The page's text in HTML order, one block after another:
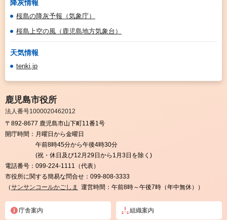
降灰情報
桜島の降灰予報（気象庁）
桜島上空の風（鹿児島地方気象台）
天気情報
tenki.jp
鹿児島市役所
法人番号1000020462012
〒892-8677 鹿児島市山下町11番1号
開庁時間： 月曜日から金曜日
午前8時45分から午後4時30分
(祝・休日及び12月29日から1月3日を除く)
電話番号： 099-224-1111（代表）
市役所に関する簡易な問合せ： 099-808-3333
（サンサンコールかごしま 運営時間：午前8時～午後7時（年中無休））
庁舎案内 組織案内